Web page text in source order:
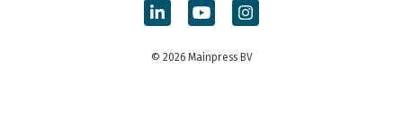
© 2026 Mainpress BV